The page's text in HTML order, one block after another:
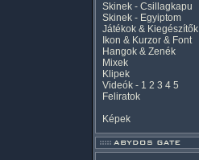
Skinek - Csillagkapu
Skinek - Egyiptom
Játékok & Kiegészítők
Ikon & Kurzor & Font
Hangok & Zenék
Mixek
Klipek
Videók - 1 2 3 4 5
Feliratok
Képek